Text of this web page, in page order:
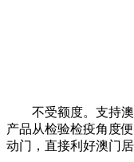
不受额度。支持澳
产品从检验检疫角度
动门，直接利好澳门